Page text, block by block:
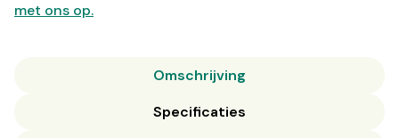
met ons op.
Omschrijving
Specificaties